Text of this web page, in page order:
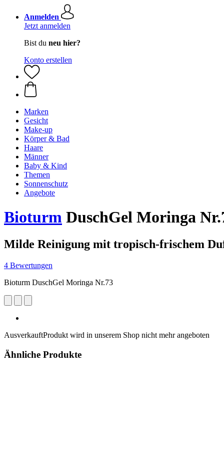
Anmelden
Jetzt anmelden
Bist du neu hier?
Konto erstellen
Marken
Gesicht
Make-up
Körper & Bad
Haare
Männer
Baby & Kind
Themen
Sonnenschutz
Angebote
Bioturm DuschGel Moringa
Milde Reinigung mit tropisch-frischem
4 Bewertungen
Bioturm DuschGel Moringa Nr.73
AusverkauftProdukt wird in unserem Shop nicht mehr angeboten
Ähnliche Produkte